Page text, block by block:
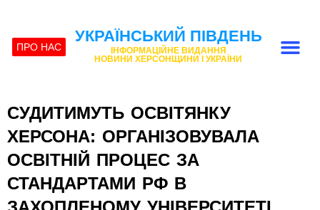
ПРО НАС
УКРАЇНСЬКИЙ ПІВДЕНЬ
ІНФОРМАЦІЙНЕ ВИДАННЯ
НОВИНИ ХЕРСОНЩИНИ І УКРАЇНИ
СУДИТИМУТЬ ОСВІТЯНКУ
ХЕРСОНА: ОРГАНІЗОВУВАЛА
ОСВІТНІЙ ПРОЦЕС ЗА
СТАНДАРТАМИ РФ В